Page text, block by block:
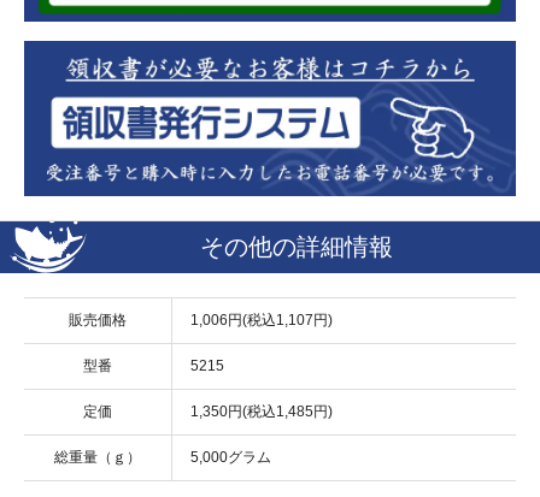
その他の詳細情報
販売価格 1,006円(税込1,107円)
型番 5215
定価 1,350円(税込1,485円)
総重量（ｇ） 5,000グラム